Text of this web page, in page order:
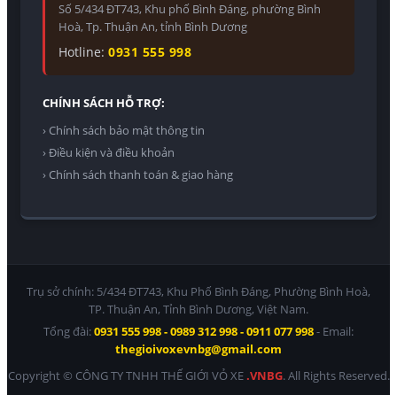
Số 5/434 ĐT743, Khu phố Bình Đáng, phường Bình
Hoà, Tp. Thuận An, tỉnh Bình Dương
Hotline: 0931 555 998
CHÍNH SÁCH HỖ TRỢ:
› Chính sách bảo mật thông tin
› Điều kiện và điều khoản
› Chính sách thanh toán & giao hàng
Trụ sở chính: 5/434 ĐT743, Khu Phố Bình Đáng, Phường Bình Hoà,
TP. Thuận An, Tỉnh Bình Dương, Việt Nam.
Tổng đài:0931 555 998 - 0989 312 998 - 0911 077 998- Email:
thegioivoxevnbg@gmail.com
Copyright © CÔNG TY TNHH THẾ GIỚI VỎ XE.VNBG. All Rights Reserved.